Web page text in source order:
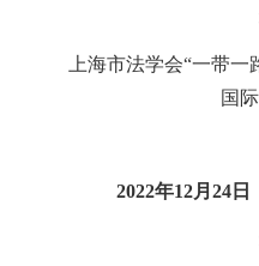
上海市法学会“一带一
国
2022年12月 24日